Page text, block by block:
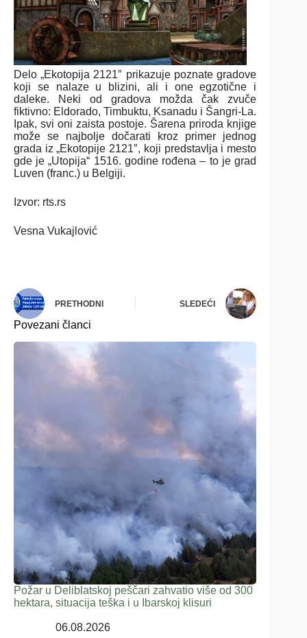
Delo „Ekotopija 2121″ prikazuje poznate gradove
koji se nalaze u blizini, ali i one egzotične i
daleke. Neki od gradova možda čak zvuče
fiktivno: Eldorado, Timbuktu, Ksanadu i Šangri-La.
Ipak, svi oni zaista postoje. Šarena priroda knjige
može se najbolje dočarati kroz primer jednog
grada iz „Ekotopije 2121″, koji predstavlja i mesto
gde je „Utopija“ 1516. godine rođena ‒ to je grad
Luven (franc.) u Belgiji.
Izvor: rts.rs
Vesna Vukajlović
PRETHODNI SLEDEĆI
Povezani članci
Požar u Deliblatskoj peščari zahvatio više od 300
hektara, situacija teška i u Ibarskoj klisuri
06.08.2026